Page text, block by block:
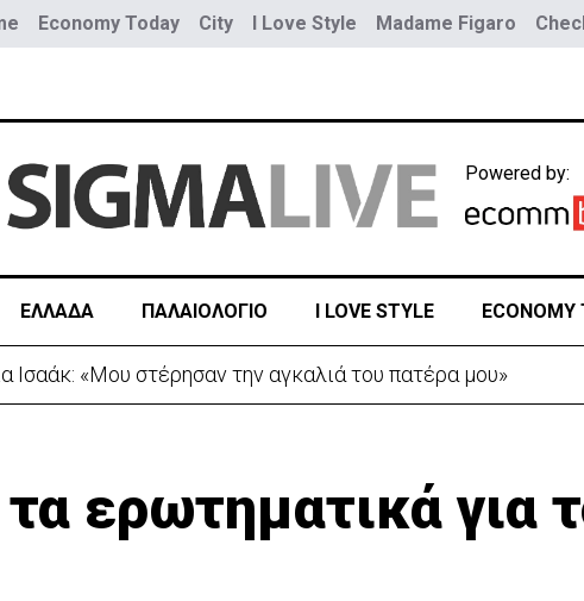
Economy Today City I Love Style Madame Figaro
Powered by:
ΕΛΛΑΔΑ ΠΑΛΑΙΟΛΟΓΙΟ I LOVE STYLE ECONOMY
Τουρκία προς Ουκρανία -Κίνηση με μήνυμα προς Μόσχα;
ερωτηματικά για